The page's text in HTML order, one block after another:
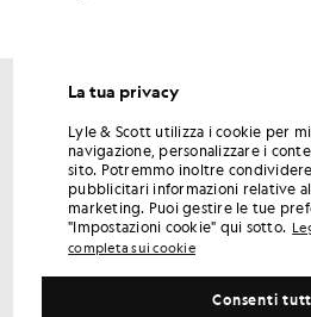
Ottieni uno sconto del 15%
Iscriviti per ricevere offerte riservate
e premi.
Indirizzo e-mail
Iscrivendoti confermi di aver letto e
La tua privacy
Lyle & Scott utilizza i cookie per
navigazione, personalizzare i
sito. Potremmo inoltre
pubblicitari informazioni relative
marketing. Puoi gestire le tue
"Impostazioni cookie" qui sotto.
completa sui cookie
Consenti